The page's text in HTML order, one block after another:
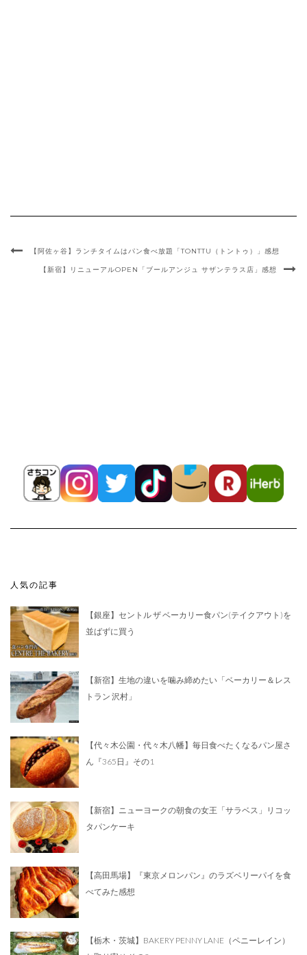
【阿佐ヶ谷】ランチタイムはパン食べ放題「TONTTU（トントゥ）」感想
【新宿】リニューアルOPEN「ブールアンジュ サザンテラス店」感想
人気の記事
【銀座】セントル ザ ベーカリー食パン(テイクアウト)を
並ばずに買う
【新宿】生地の違いを噛み締めたい「ベーカリー＆レス
トラン 沢村」
【代々木公園・代々木八幡】毎日食べたくなるパン屋さ
ん『365日』その1
【新宿】ニューヨークの朝食の女王「サラベス」リコッ
タパンケーキ
【高田馬場】『東京メロンパン』のラズベリーパイを食
べてみた感想
【栃木・茨城】BAKERY PENNY LANE（ペニーレイン）